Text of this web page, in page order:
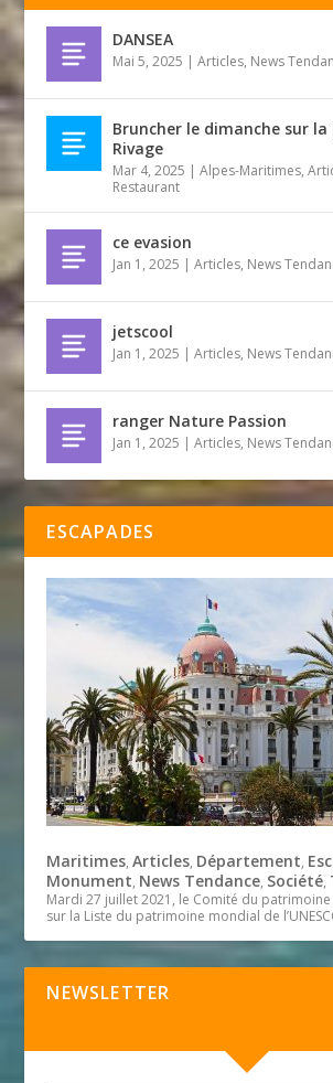
DANSEA
Mai 5, 2025 |Articles, News
Bruncher le dimanche sur la
Rivage
Mar 4, 2025 |Alpes-Maritimes,
Restaurant
ce evasion
Jan 1, 2025 |Articles, News
jetscool
Jan 1, 2025 |Articles, News
ranger Nature Passion
Jan 1, 2025 |Articles, News
ESCAPADES
Maritimes,Articles, Département,
Monument, News Tendance, Société,
Mardi 27 juillet 2021, le Comité du
sur la Liste du patrimoine mondial de
NEWSLETTER